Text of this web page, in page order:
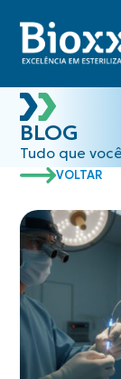
BLOG
Tudo que
VOLTAR